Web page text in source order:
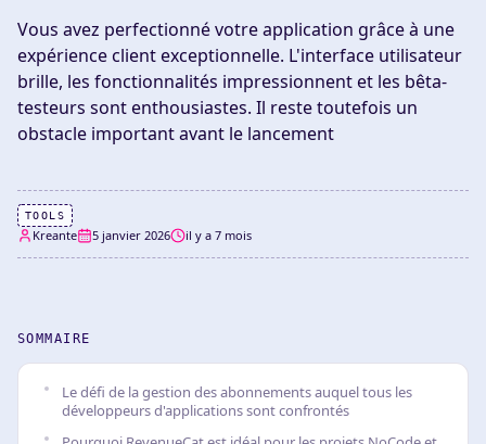
Vous avez perfectionné votre application grâce à une
expérience client exceptionnelle. L'interface utilisateur
brille, les fonctionnalités impressionnent et les bêta-
testeurs sont enthousiastes. Il reste toutefois un
obstacle important avant le lancement
TOOLS
Kreante 5 janvier 2026 il y a 7 mois
SOMMAIRE
Le défi de la gestion des abonnements auquel tous les
développeurs d'applications sont confrontés